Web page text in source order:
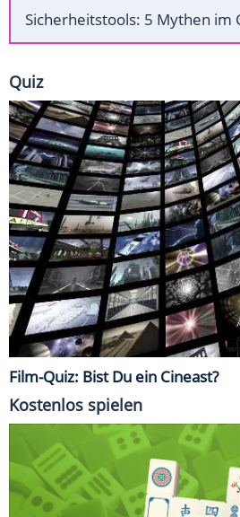
Sicherheitstools: 5 Mythen im
Quiz
Film-Quiz: Bist Du ein Cineast?
Kostenlos spielen